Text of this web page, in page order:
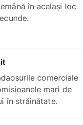
în același loc
comerciale
mari de
în străinătate.